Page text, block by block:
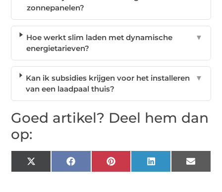
zonnepanelen?
Hoe werkt slim laden met dynamische
energietarieven?
▼
Kan ik subsidies krijgen voor het installeren
van een laadpaal thuis?
▼
Goed artikel? Deel hem dan
op:
X
(Twitter)
Facebook Pinterest LinkedIn Email